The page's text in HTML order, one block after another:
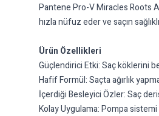
Pantene Pro-V Miracles Roots
hızla nüfuz eder ve saçın
Ürün Özellikleri
Güçlendirici Etki: Saç köklerini
Hafif Formül: Saçta ağırlık
İçerdiği Besleyici Özler: Saç
Kolay Uygulama: Pompa